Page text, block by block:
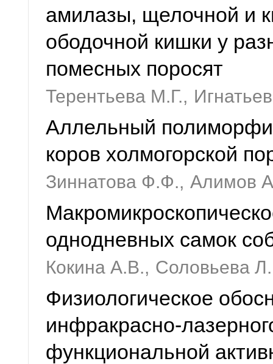
амилазы, щелочной и
ободочной кишки у
помесных поросят
Терентьева М.Г.,
Аллельный
коров холмогорской
Зиннатова Ф.Ф., Алимов
однодневных самок
Кокина А.В., Соловьева
Физиологическое
инфракрасно-
функциональной